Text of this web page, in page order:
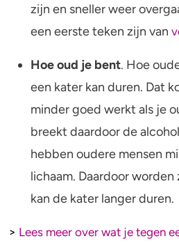
Alcohol en medicijnen
Test jezelf
zijn en sneller weer
een eerste teken zijn van
Hoe oud je bent. Hoe
een kater kan duren. Dat
minder goed werkt als je
breekt daardoor de
hebben oudere mensen
lichaam. Daardoor
kan de kater langer duren.
> Lees meer over wat je tegen